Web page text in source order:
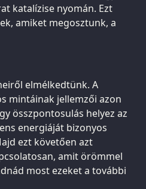
katalízise nyomán. Ezt
amiket megosztunk, a
elmélkedtünk. A
mintáinak jellemzői azon
összpontosulás helyez az
energiáját bizonyos
ezt követően azt
amit örömmel
most ezeket a további